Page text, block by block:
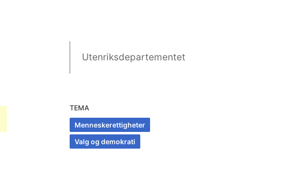
Utenriksdepartementet
TEMA
Menneskerettigheter
Valg og demokrati